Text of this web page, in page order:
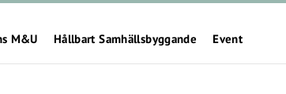
M&U Hållbart Samhällsbyggande Event